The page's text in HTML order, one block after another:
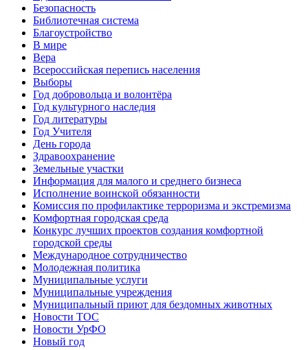
Безопасность
Библиотечная система
Благоустройство
В мире
Вера
Всероссийская перепись населения
Выборы
Год добровольца и волонтёра
Год культурного наследия
Год литературы
Год Учителя
День города
Здравоохранение
Земельные участки
Информация для малого и среднего бизнеса
Исполнение воинской обязанности
Комиссия по профилактике терроризма и экстремизма
Комфортная городская среда
Конкурс лучших проектов создания комфортной
городской среды
Международное сотрудничество
Молодежная политика
Муниципальные услуги
Муниципальные учреждения
Муниципальный приют для бездомных животных
Новости ТОС
Новости УрФО
Новый год